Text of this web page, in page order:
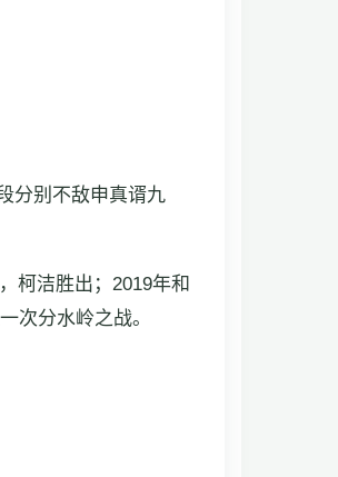
分别不敌申真谞九
柯洁胜出；2019年和
次分水岭之战。